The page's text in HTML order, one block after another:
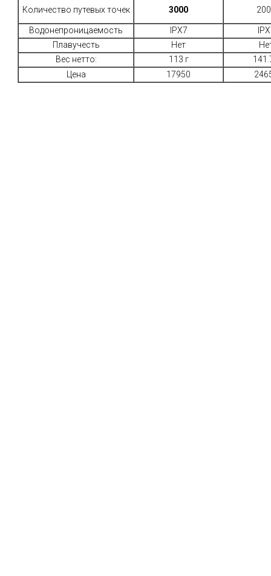
Количество путевых точек 3000
Водонепроницаемость IPX7
Плавучесть
Нет
Вес нетто:
113 г
Цена
17950